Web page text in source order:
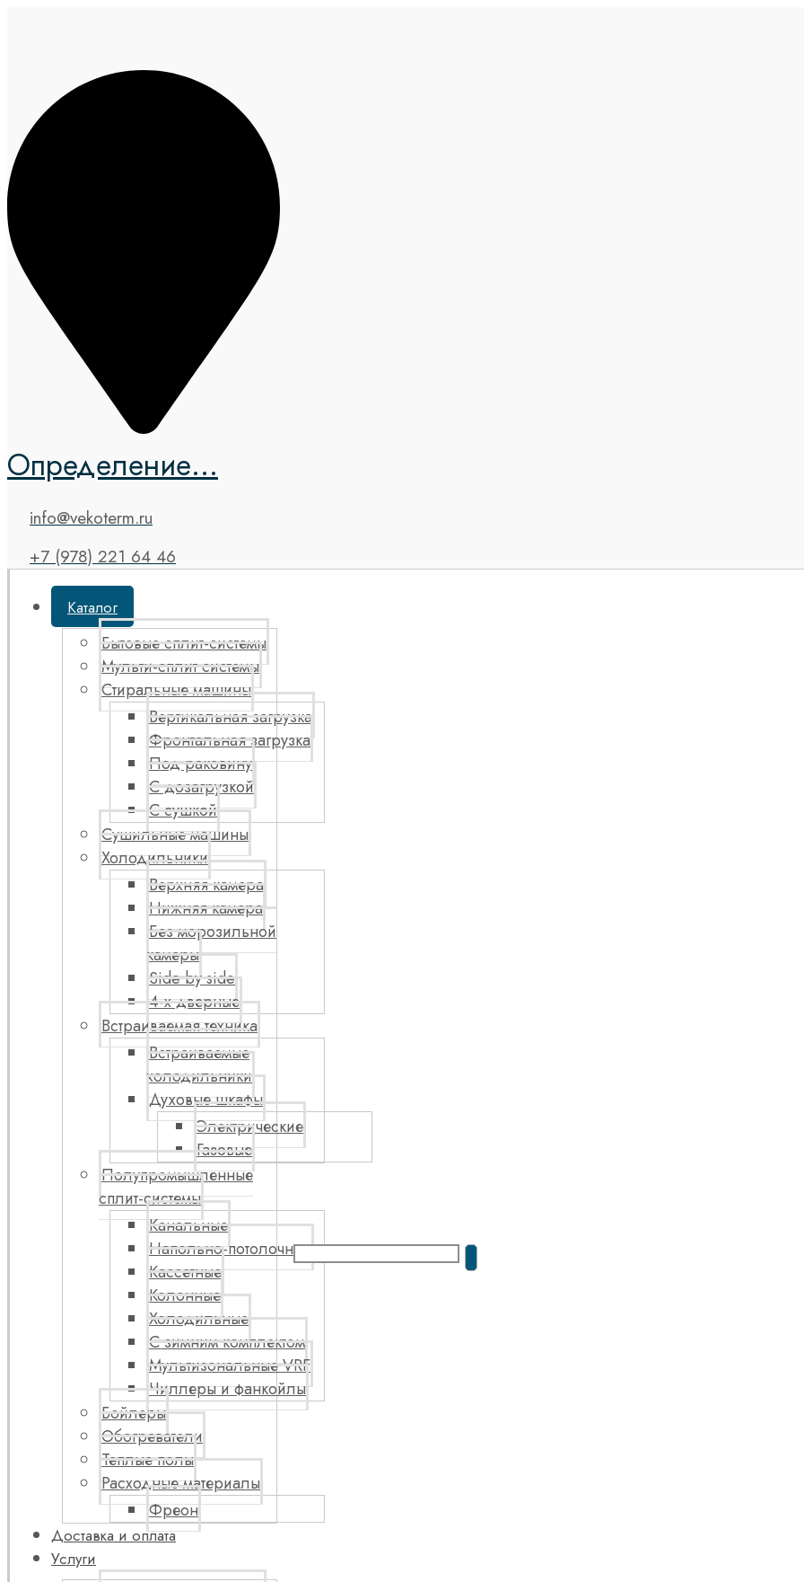
Определение...
info@vekoterm.ru
+7 (978) 221 64 46
Каталог
Бытовые сплит-системы
Мульти-сплит системы
Стиральные машины
Вертикальная загрузка
Фронтальная загрузка
Под раковину
С дозагрузкой
С сушкой
Сушильные машины
Холодильники
Верхняя камера
Нижняя камера
Без морозильной
камеры
Side by side
4-х дверные
Встраиваемая техника
Встраиваемые
холодильники
Духовые шкафы
Электрические
Газовые
Полупромышленные
сплит-системы
Канальные
Напольно-потолочные
Кассетные
Колонные
Холодильные
С зимним комплектом
Мультизональные VRF
Чиллеры и фанкойлы
Бойлеры
Обогреватели
Теплые полы
Расходные материалы
Фреон
Доставка и оплата
Услуги